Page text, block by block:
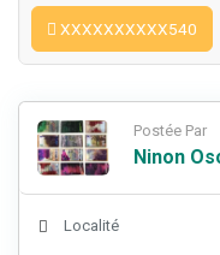
XXXXXXXXXX540
Postée Par
Ninon
Localité